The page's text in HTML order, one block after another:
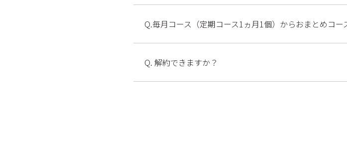
Q.毎月コース（定期コース1ヵ月1個）からおまとめコ
Q. 解約できますか？